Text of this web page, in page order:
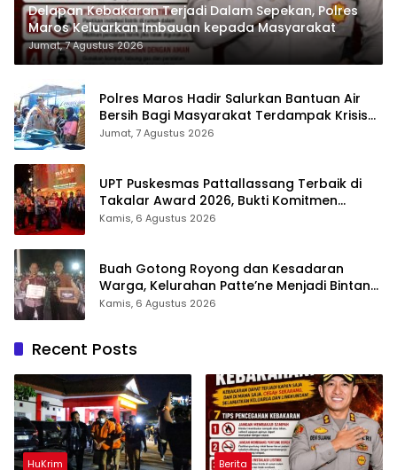
Delapan Kebakaran Terjadi Dalam Sepekan, Polres
Maros Keluarkan Imbauan kepada Masyarakat
Jumat, 7 Agustus 2026
Polres Maros Hadir Salurkan Bantuan Air
Bersih Bagi Masyarakat Terdampak Krisis
Air Bersih Di Maros
Jumat, 7 Agustus 2026
UPT Puskesmas Pattallassang Terbaik di
Takalar Award 2026, Bukti Komitmen
Hadirkan Pelayanan Kesehatan Berkualitas
Kamis, 6 Agustus 2026
Buah Gotong Royong dan Kesadaran
Warga, Kelurahan Patte’ne Menjadi Bintang
Takalar Award 2026
Kamis, 6 Agustus 2026
Recent Posts
HuKrim Berita